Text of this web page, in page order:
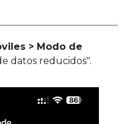
> Modo de
datos reducidos".